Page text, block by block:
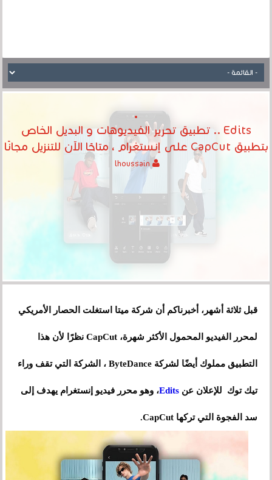
Edits .. تطبيق تحرير الفيديوهات و البديل الخاص
بتطبيق CapCut على إنستغرام ، متاحًا الآن للتنزيل مجانًا
قبل ثلاثة أشهر، أخبرناكم أن شركة ميتا استغلت الحصار الأمريكي
لمحرر الفيديو المحمول الأكثر شهرة، CapCut نظرًا لأن هذا
التطبيق مملوك أيضًا لشركة ByteDance ، الشركة التي تقف وراء
تيك توك للإعلان عنEdits، وهو محرر فيديو إنستغرام يهدف إلى
سد الفجوة التي تركها CapCut.